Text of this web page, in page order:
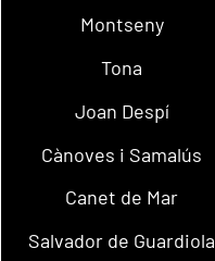
Montseny
Tona
Joan Despí
Cànoves i Samalús
Canet de Mar
Salvador de Guardiola